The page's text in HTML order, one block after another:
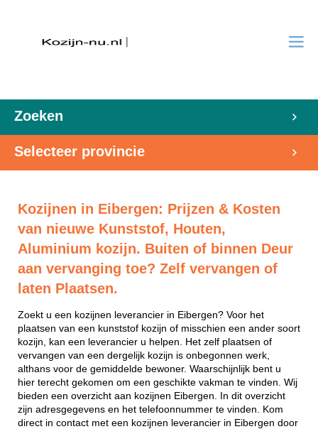
Zoeken
Selecteer provincie
Kozijnen in Eibergen: Prijzen & Kosten
van nieuwe Kunststof, Houten,
Aluminium kozijn. Buiten of binnen Deur
aan vervanging toe? Zelf vervangen of
laten Plaatsen.
Zoekt u een kozijnen leverancier in Eibergen? Voor het
plaatsen van een kunststof kozijn of misschien een ander soort
kozijn, kan een leverancier u helpen. Het zelf plaatsen of
vervangen van een dergelijk kozijn is onbegonnen werk,
althans voor de gemiddelde bewoner. Waarschijnlijk bent u
hier terecht gekomen om een geschikte vakman te vinden. Wij
bieden een overzicht aan kozijnen Eibergen. In dit overzicht
zijn adresgegevens en het telefoonnummer te vinden. Kom
direct in contact met een kozijnen leverancier in Eibergen door